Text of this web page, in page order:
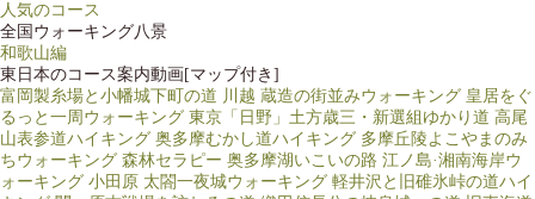
人気のコース
全国ウォーキング八景
和歌山編
東日本のコース案内動画[マップ付き]
富岡製糸場と小幡城下町の道 川越 蔵造の街並みウォーキング 皇居をぐ
るっと一周ウォーキング 東京「日野」土方歳三・新選組ゆかり道 高尾
山表参道ハイキング 奥多摩むかし道ハイキング 多摩丘陵よこやまのみ
ちウォーキング 森林セラピー 奥多摩湖いこいの路 江ノ島·湘南海岸ウ
ォーキング 小田原 太閤一夜城ウォーキング 軽井沢と旧碓氷峠の道ハイ